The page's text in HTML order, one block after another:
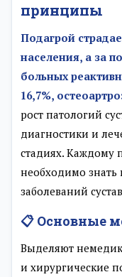
принципы
Подагрой
населения, а за
больных
16,7%,
рост патологий
диагностики и
стадиях. Каждому
необходимо
заболеваний
📋 Основные
Выделяют
и хирургические